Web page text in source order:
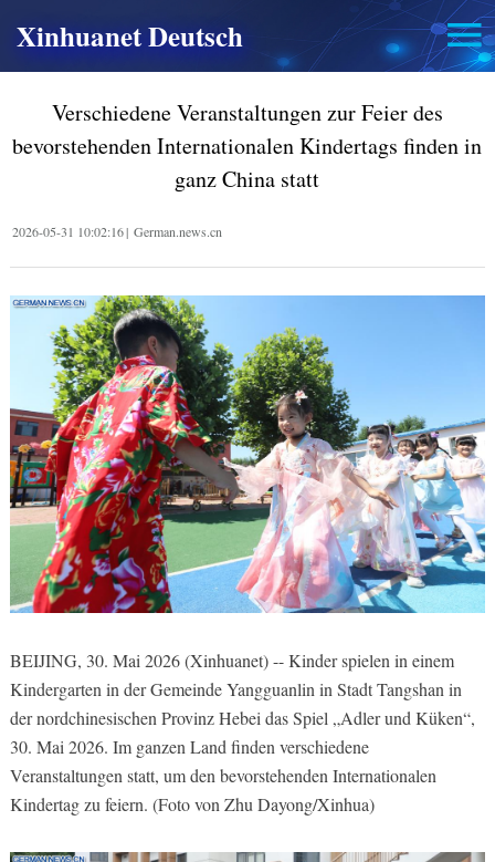
Xinhuanet Deutsch
Verschiedene Veranstaltungen zur Feier des
bevorstehenden Internationalen Kindertags finden in
ganz China statt
2026-05-31 10:02:16| German.news.cn
BEIJING, 30. Mai 2026 (Xinhuanet) -- Kinder spielen in einem
Kindergarten in der Gemeinde Yangguanlin in Stadt Tangshan in
der nordchinesischen Provinz Hebei das Spiel „Adler und Küken“,
30. Mai 2026. Im ganzen Land finden verschiedene
Veranstaltungen statt, um den bevorstehenden Internationalen
Kindertag zu feiern. (Foto von Zhu Dayong/Xinhua)